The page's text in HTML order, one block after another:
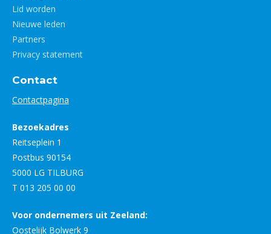
Lid worden
Nieuwe leden
Partners
Privacy statement
Contact
Contactpagina
Bezoekadres
Reitseplein 1
Postbus 90154
5000 LG TILBURG
T 013 205 00 00
Voor ondernemers uit Zeeland:
Oostelijk Bolwerk 9